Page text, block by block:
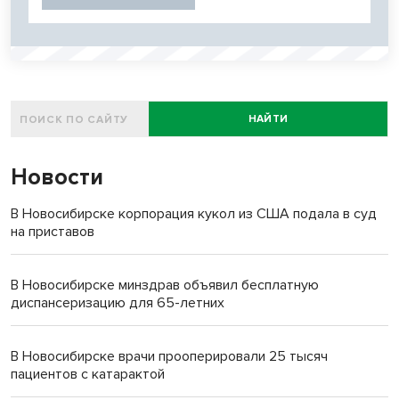
НАЙТИ
Новости
В Новосибирске корпорация кукол из США подала в суд
на приставов
В Новосибирске минздрав объявил бесплатную
диспансеризацию для 65-летних
В Новосибирске врачи прооперировали 25 тысяч
пациентов с катарактой